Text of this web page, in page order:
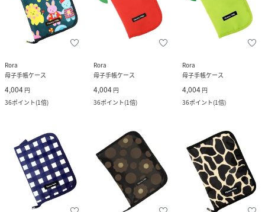
Rora
母子手帳ケース
4,004 円
36ポイント(1倍)
Rora
母子手帳ケース
4,004 円
36ポイント(1倍)
Rora
母子手帳ケース
4,004 円
36ポイント(1倍)